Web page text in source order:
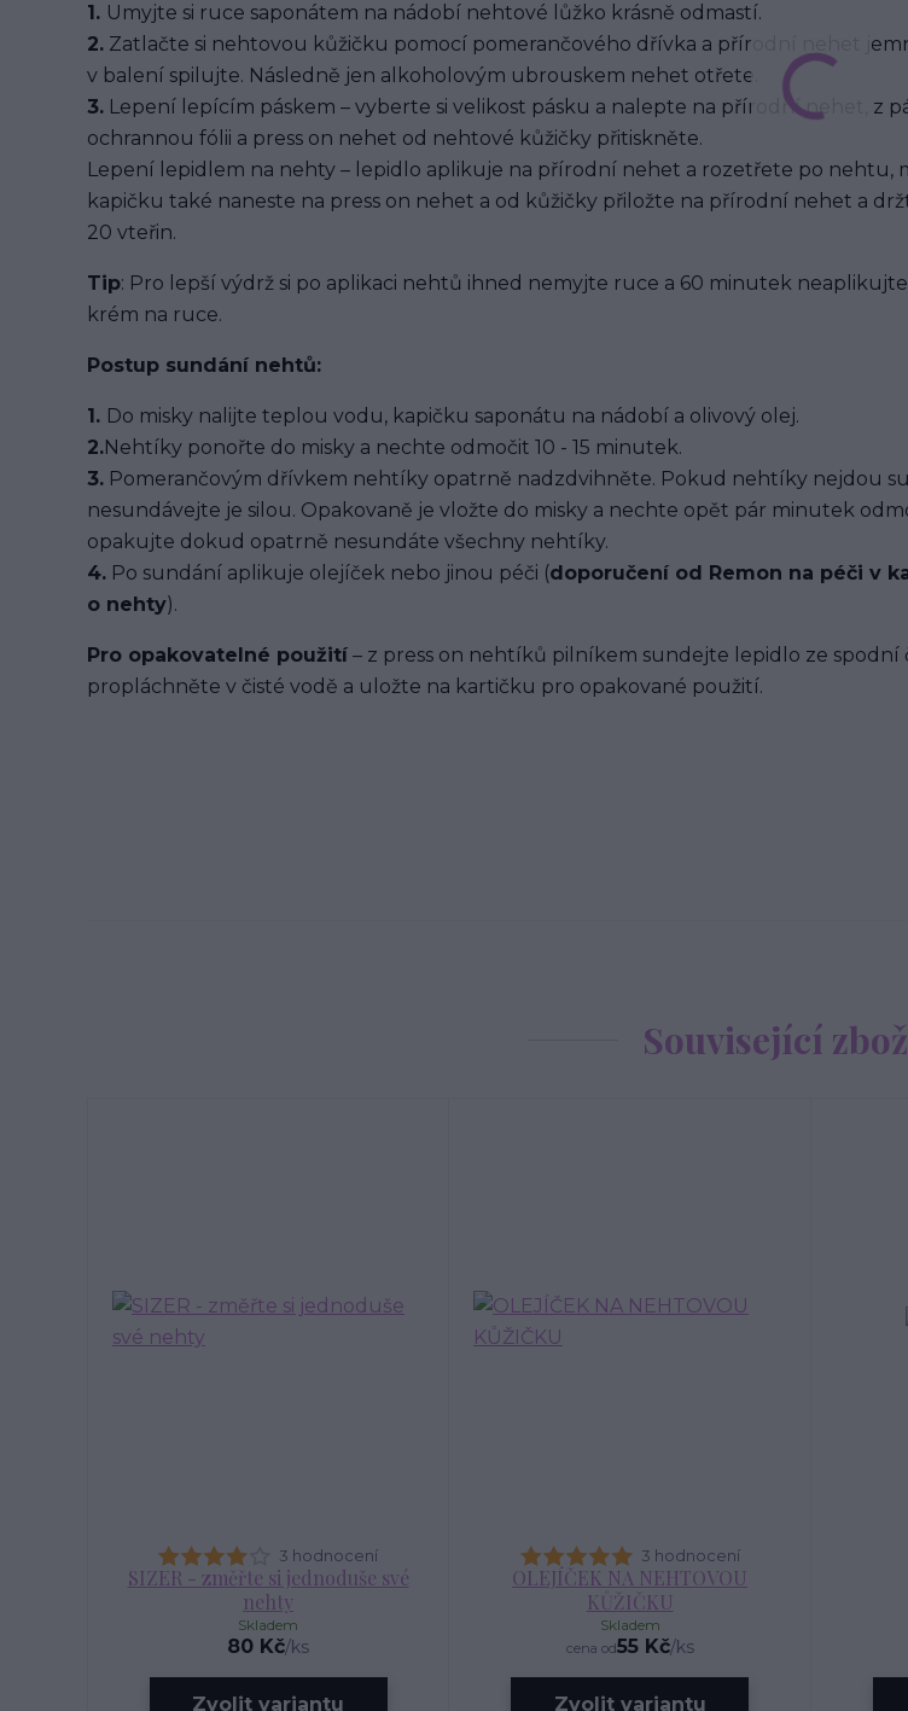
1. Umyjte si ruce saponátem na nádobí nehtové lůžko krásně odmastí.
2. Zatlačte si nehtovou kůžičku pomocí pomerančového dřívka a přírodní nehet
v balení spilujte. Následně jen alkoholovým ubrouskem nehet otřete.
3. Lepení lepícím páskem – vyberte si velikost pásku a nalepte na přírodní nehet, z
ochrannou fólii a press on nehet od nehtové kůžičky přitiskněte.
Lepení lepidlem na nehty – lepidlo aplikuje na přírodní nehet a rozetřete po nehtu,
kapičku také naneste na press on nehet a od kůžičky přiložte na přírodní nehet a
20 vteřin.
Tip: Pro lepší výdrž si po aplikaci nehtů ihned nemyjte ruce a 60 minutek
krém na ruce.
Postup sundání nehtů:
1. Do misky nalijte teplou vodu, kapičku saponátu na nádobí a olivový olej.
2.Nehtíky ponořte do misky a nechte odmočit 10 - 15 minutek.
3. Pomerančovým dřívkem nehtíky opatrně nadzdvihněte. Pokud nehtíky nejdou
nesundávejte je silou. Opakovaně je vložte do misky a nechte opět pár minutek
opakujte dokud opatrně nesundáte všechny nehtíky.
4. Po sundání aplikuje olejíček nebo jinou péči (doporučení od Remon na péči v
o nehty).
Pro opakovatelné použití – z press on nehtíků pilníkem sundejte lepidlo ze spodní
propláchněte v čisté vodě a uložte na kartičku pro opakované použití.
Související
3 hodnocení
SIZER - změřte si jednoduše své
nehty
80 Kč/ks
Skladem
Zvolit variantu
3 hodnocení
OLEJÍČEK NA NEHTOVOU
KŮŽIČKU
cena od55 Kč/ks
Skladem
Zvolit variantu